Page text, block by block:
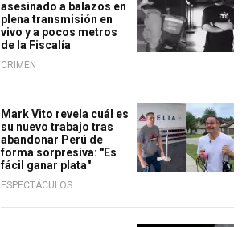
asesinado a balazos en
plena transmisión en
vivo y a pocos metros
de la Fiscalía
CRIMEN
Mark Vito revela cuál es
su nuevo trabajo tras
abandonar Perú de
forma sorpresiva: "Es
fácil ganar plata"
ESPECTÁCULOS